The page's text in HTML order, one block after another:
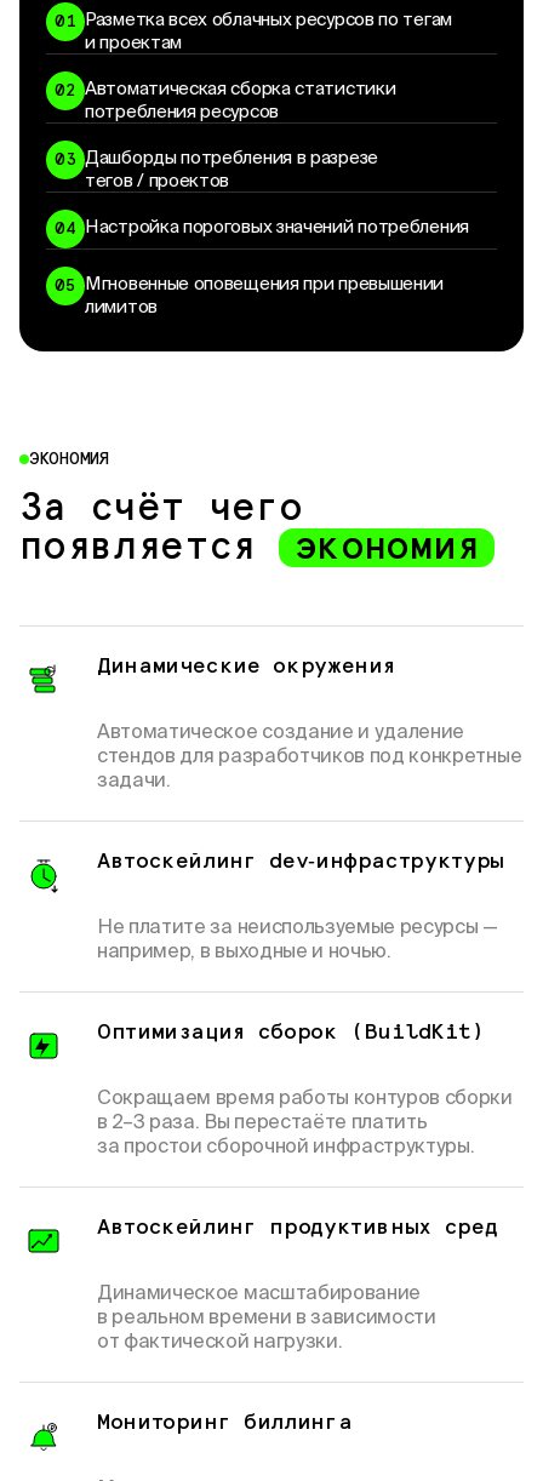
01
Разметка всех облачных ресурсов по тегам
и проектам
02 Автоматическая сборка статистики
потребления ресурсов
03
Дашборды потребления в разрезе
тегов / проектов
04 Настройка пороговых значений потребления
05
Мгновенные оповещения при превышении
лимитов
ЭКОНОМИЯ
За счёт чего
появляется
экономия
Динамические окружения
Автоматическое создание и удаление
стендов для разработчиков под конкретные
задачи.
Автоскейлинг dev‑инфраструктуры
Не платите за неиспользуемые ресурсы —
например, в выходные и ночью.
Оптимизация сборок (BuildKit)
Сокращаем время работы контуров сборки
в 2–3 раза. Вы перестаёте платить
за простои сборочной инфраструктуры.
Автоскейлинг продуктивных сред
Динамическое масштабирование
в реальном времени в зависимости
от фактической нагрузки.
₽ Мониторинг биллинга